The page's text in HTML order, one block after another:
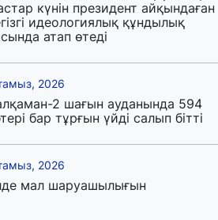
күнін президент айқындаған
идеологиялық құндылық
атап өтеді
2026
2 шағын ауданында 594
бар тұрғын үйді салып бітті
2026
мал шаруашылығын